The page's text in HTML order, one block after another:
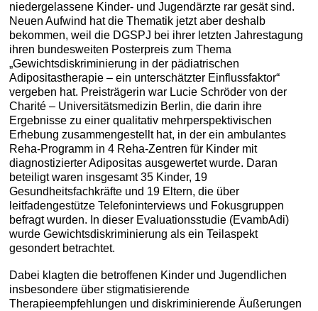
niedergelassene Kinder- und Jugendärzte rar gesät sind.
Neuen Aufwind hat die Thematik jetzt aber deshalb
bekommen, weil die DGSPJ bei ihrer letzten Jahrestagung
ihren bundesweiten Posterpreis zum Thema
„Gewichtsdiskriminierung in der pädiatrischen
Adipositastherapie – ein unterschätzter Einflussfaktor“
vergeben hat. Preisträgerin war Lucie Schröder von der
Charité – Universitätsmedizin Berlin, die darin ihre
Ergebnisse zu einer qualitativ mehrperspektivischen
Erhebung zusammengestellt hat, in der ein ambulantes
Reha-Programm in 4 Reha-Zentren für Kinder mit
diagnostizierter Adipositas ausgewertet wurde. Daran
beteiligt waren insgesamt 35 Kinder, 19
Gesundheitsfachkräfte und 19 Eltern, die über
leitfadengestütze Telefoninterviews und Fokusgruppen
befragt wurden. In dieser Evaluationsstudie (EvambAdi)
wurde Gewichtsdiskriminierung als ein Teilaspekt
gesondert betrachtet.
Dabei klagten die betroffenen Kinder und Jugendlichen
insbesondere über stigmatisierende
Therapieempfehlungen und diskriminierende Äußerungen